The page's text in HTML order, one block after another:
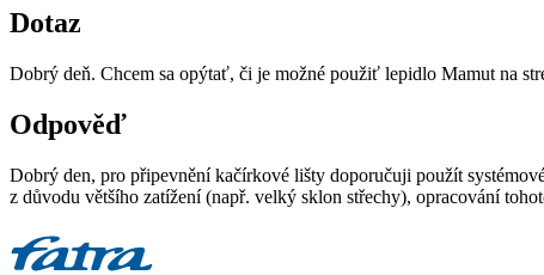
Dotaz
Dobrý deň. Chcem sa opýtať, či je možné použiť lepidlo Mamut na
Odpověď
Dobrý den, pro připevnění kačírkové lišty doporučuji použít
z důvodu většího zatížení (např. velký sklon střechy), opracování